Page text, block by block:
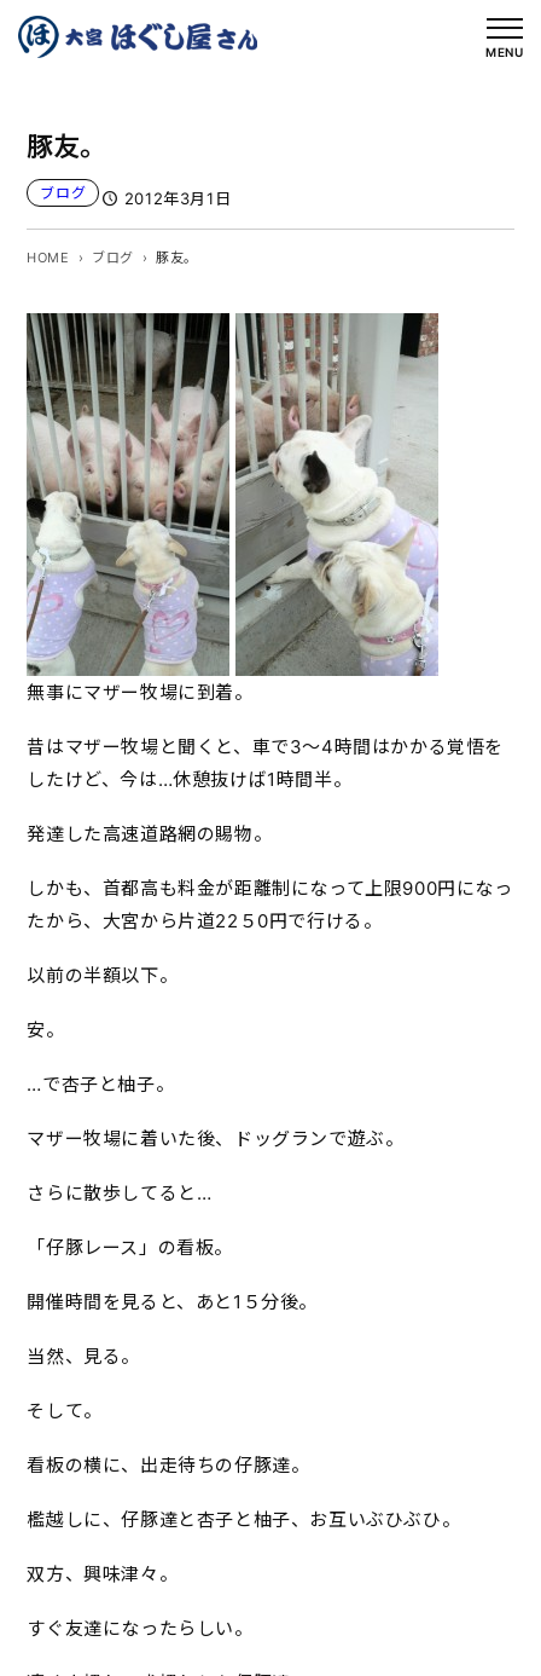
MENU
豚友。
ブログ 2012年3月1日
HOME ブログ 豚友。
無事にマザー牧場に到着。
昔はマザー牧場と聞くと、車で3〜4時間はかかる覚悟を
したけど、今は…休憩抜けば1時間半。
発達した高速道路網の賜物。
しかも、首都高も料金が距離制になって上限900円になっ
たから、大宮から片道22５0円で行ける。
以前の半額以下。
安。
…で杏子と柚子。
マザー牧場に着いた後、ドッグランで遊ぶ。
さらに散歩してると…
「仔豚レース」の看板。
開催時間を見ると、あと1５分後。
当然、見る。
そして。
看板の横に、出走待ちの仔豚達。
檻越しに、仔豚達と杏子と柚子、お互いぶひぶひ。
双方、興味津々。
すぐ友達になったらしい。